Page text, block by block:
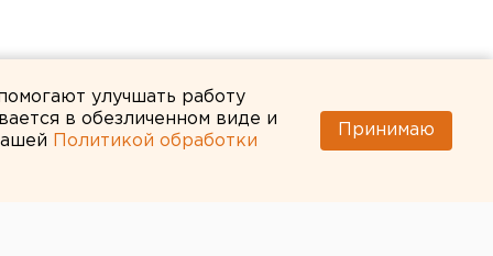
улучшать работу
в обезличенном виде и
Политикой обработки
Принимаю